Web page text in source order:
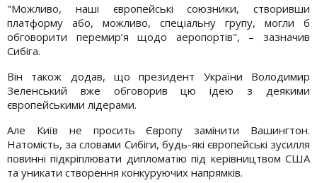
"Можливо, наші європейські союзники, створивши
платформу або, можливо, спеціальну групу, могли б
обговорити перемир’я щодо аеропортів", – зазначив
Сибіга.
Він також додав, що президент України Володимир
Зеленський вже обговорив цю ідею з деякими
європейськими лідерами.
Але Київ не просить Європу замінити Вашингтон.
Натомість, за словами Сибіги, будь-які європейські зусилля
повинні підкріплювати дипломатію під керівництвом США
та уникати створення конкуруючих напрямків.